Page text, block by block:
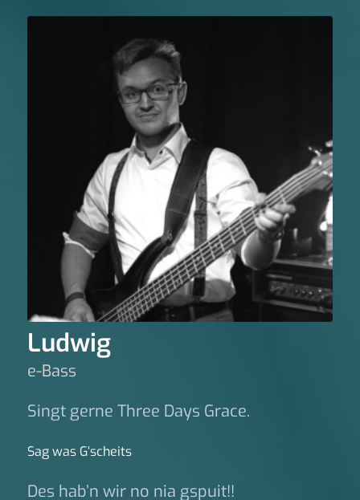
Ludwig
e-Bass
Singt gerne Three Days Grace.
Sag was G‘scheits
Des hab’n wir no nia gspuit!!